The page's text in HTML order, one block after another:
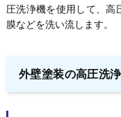
圧洗浄機を使用して、高
膜などを洗い流します。
外壁塗装の高圧洗